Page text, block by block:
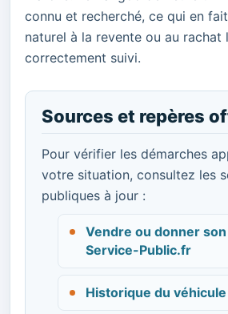
connu et recherché, ce qui en
naturel à la revente ou au rachat
correctement suivi.
Sources et repères
Pour vérifier les démarches
votre situation, consultez les
publiques à jour :
Vendre ou donner
Service-Public.fr
Historique du